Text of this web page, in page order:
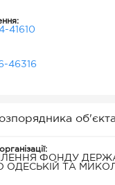
41610
46316
об'єкта
ФОНДУ
ТА